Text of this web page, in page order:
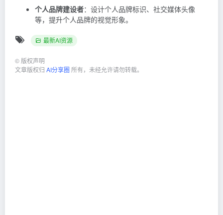
个人品牌建设者：设计个人品牌标识、社交媒体头像
等，提升个人品牌的视觉形象。
最新AI资源
© 版权声明
文章版权归 AI分享圈 所有，未经允许请勿转载。